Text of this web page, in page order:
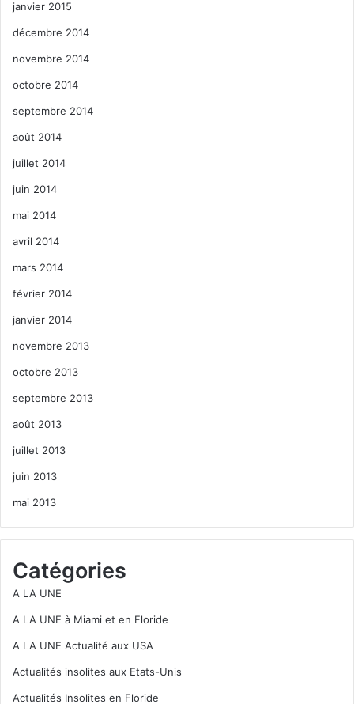
janvier 2015
décembre 2014
novembre 2014
octobre 2014
septembre 2014
août 2014
juillet 2014
juin 2014
mai 2014
avril 2014
mars 2014
février 2014
janvier 2014
novembre 2013
octobre 2013
septembre 2013
août 2013
juillet 2013
juin 2013
mai 2013
Catégories
A LA UNE
A LA UNE à Miami et en Floride
A LA UNE Actualité aux USA
Actualités insolites aux Etats-Unis
Actualités Insolites en Floride